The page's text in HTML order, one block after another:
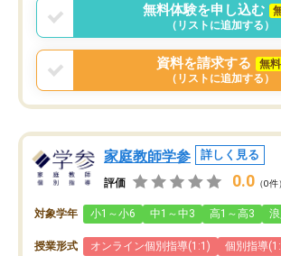
無料体験を申し込む
（リストに追加する）
資料を請求する
無料
（リストに追加する）
家庭教師学参 詳しく見る
評価 0.0 （0件
対象学年 小1～小6 中1～中3 高1～高3
授業形式 オンライン個別指導(1:1) 個別指導